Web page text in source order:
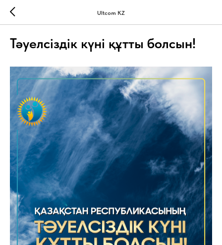
Ultcom KZ
Тәуелсіздік күні құтты болсын!